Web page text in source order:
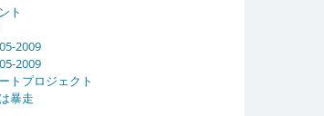
ト
2009
2009
トプロジェクト
暴走